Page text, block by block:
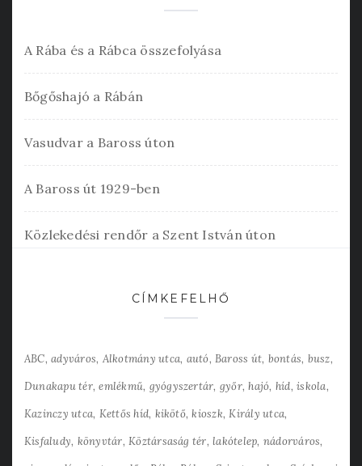
A Rába és a Rábca összefolyása
Bőgőshajó a Rábán
Vasudvar a Baross úton
A Baross út 1929-ben
Közlekedési rendőr a Szent István úton
CÍMKEFELHŐ
ABC adyváros Alkotmány utca autó Baross út bontás busz
Dunakapu tér emlékmű gyógyszertár győr hajó híd iskola
Kazinczy utca Kettős híd kikötő kioszk Király utca
Kisfaludy könyvtár Köztársaság tér lakótelep nádorváros